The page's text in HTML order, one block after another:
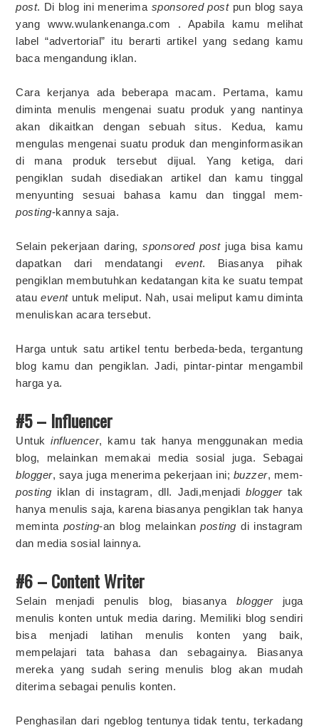
post. Di blog ini menerima sponsored postpun blog saya
yang www.wulankenanga.com . Apabila kamu melihat
label “advertorial” itu berarti artikel yang sedang kamu
baca mengandung iklan.
Cara kerjanya ada beberapa macam. Pertama, kamu
diminta menulis mengenai suatu produk yang nantinya
akan dikaitkan dengan sebuah situs. Kedua, kamu
mengulas mengenai suatu produk dan menginformasikan
di mana produk tersebut dijual. Yang ketiga, dari
pengiklan sudah disediakan artikel dan kamu tinggal
menyunting sesuai bahasa kamu dan tinggal mem-
posting-kannya saja.
Selain pekerjaan daring,sponsored post juga bisa kamu
dapatkan dari mendatangi event. Biasanya pihak
pengiklan membutuhkan kedatangan kita ke suatu tempat
ataueventuntuk meliput. Nah, usai meliput kamu diminta
menuliskan acara tersebut.
Harga untuk satu artikel tentu berbeda-beda, tergantung
blog kamu dan pengiklan. Jadi, pintar-pintar mengambil
harga ya.
#5 – Influencer
Untukinfluencer, kamu tak hanya menggunakan media
blog, melainkan memakai media sosial juga. Sebagai
blogger, saya juga menerima pekerjaan ini; buzzer, mem-
posting iklan di instagram, dll. Jadi,menjadibloggertak
hanya menulis saja, karena biasanya pengiklan tak hanya
meminta posting-an blog melainkanposting di instagram
dan media sosial lainnya.
#6 – Content Writer
Selain menjadi penulis blog, biasanyabloggerjuga
menulis konten untuk media daring. Memiliki blog sendiri
bisa menjadi latihan menulis konten yang baik,
mempelajari tata bahasa dan sebagainya. Biasanya
mereka yang sudah sering menulis blog akan mudah
diterima sebagai penulis konten.
Penghasilan dari ngeblog tentunya tidak tentu, terkadang